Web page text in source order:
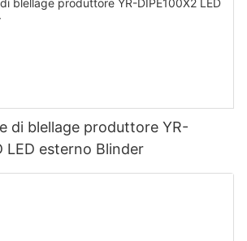
di blellage produttore YR-
LED esterno Blinder